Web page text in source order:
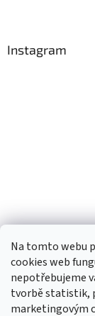
Na tomto webu
cookies web
nepotřebujeme
tvorbě statistik,
marketingovým
Instagram